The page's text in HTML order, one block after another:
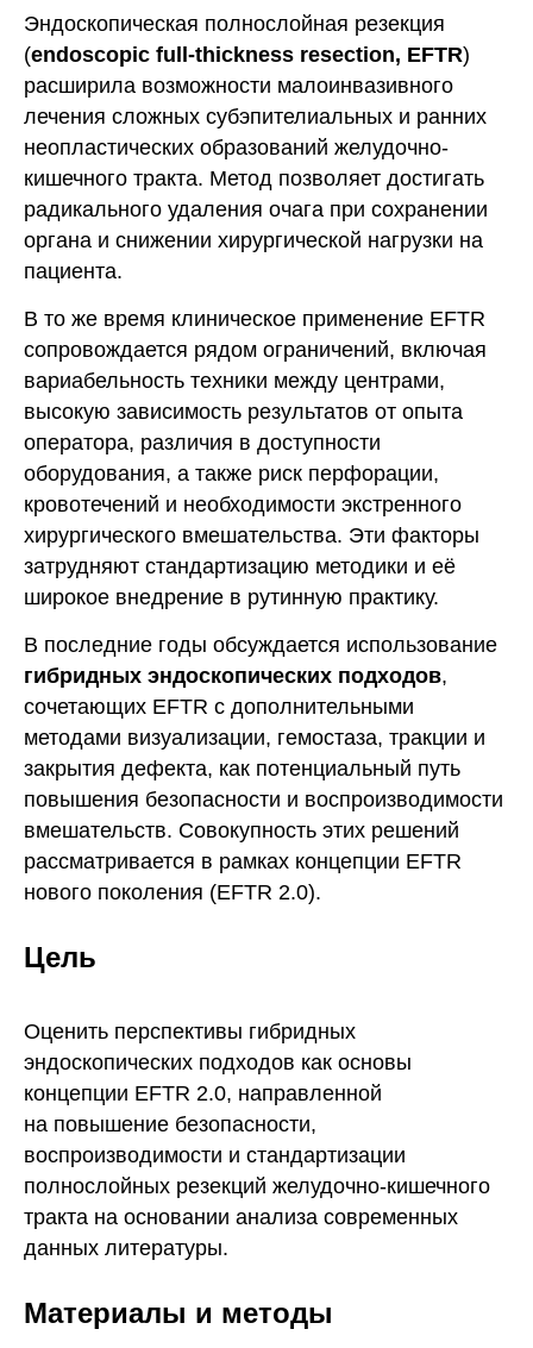
Эндоскопическая полнослойная резекция
(endoscopic full-thickness resection, EFTR)
расширила возможности малоинвазивного
лечения сложных субэпителиальных и ранних
неопластических образований желудочно-
кишечного тракта. Метод позволяет достигать
радикального удаления очага при сохранении
органа и снижении хирургической нагрузки на
пациента.
В то же время клиническое применение EFTR
сопровождается рядом ограничений, включая
вариабельность техники между центрами,
высокую зависимость результатов от опыта
оператора, различия в доступности
оборудования, а также риск перфорации,
кровотечений и необходимости экстренного
хирургического вмешательства. Эти факторы
затрудняют стандартизацию методики и её
широкое внедрение в рутинную практику.
В последние годы обсуждается использование
гибридных эндоскопических подходов,
сочетающих EFTR с дополнительными
методами визуализации, гемостаза, тракции и
закрытия дефекта, как потенциальный путь
повышения безопасности и воспроизводимости
вмешательств. Совокупность этих решений
рассматривается в рамках концепции EFTR
нового поколения (EFTR 2.0).
Цель
Оценить перспективы гибридных
эндоскопических подходов как основы
концепции EFTR 2.0, направленной
на повышение безопасности,
воспроизводимости и стандартизации
полнослойных резекций желудочно-кишечного
тракта на основании анализа современных
данных литературы.
Материалы и методы